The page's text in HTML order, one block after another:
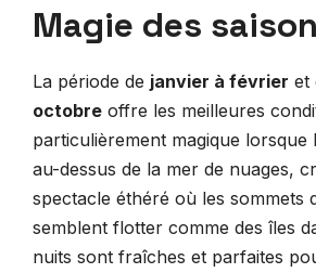
Magie des
La période de janvier à février et
octobre offre les meilleures
particulièrement magique lorsque
au-dessus de la mer de nuages,
spectacle éthéré où les sommets
semblent flotter comme des îles
nuits sont fraîches et parfaites